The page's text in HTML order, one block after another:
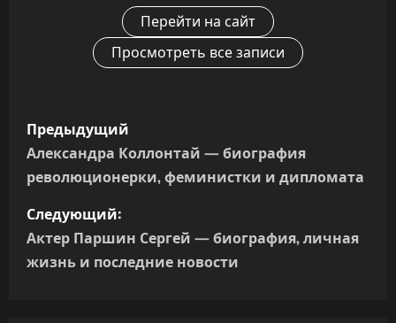
Перейти на сайт
Просмотреть все записи
Н
а
в
и
г
Предыдущий
Александра Коллонтай — биография
революционерки, феминистки и дипломата
Следующий:
Актер Паршин Сергей — биография, личная
жизнь и последние новости